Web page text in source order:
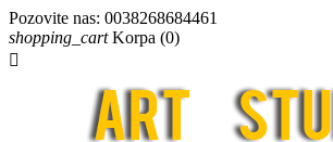
Pozovite nas: 0038268684461
shopping_cart Korpa (0)
